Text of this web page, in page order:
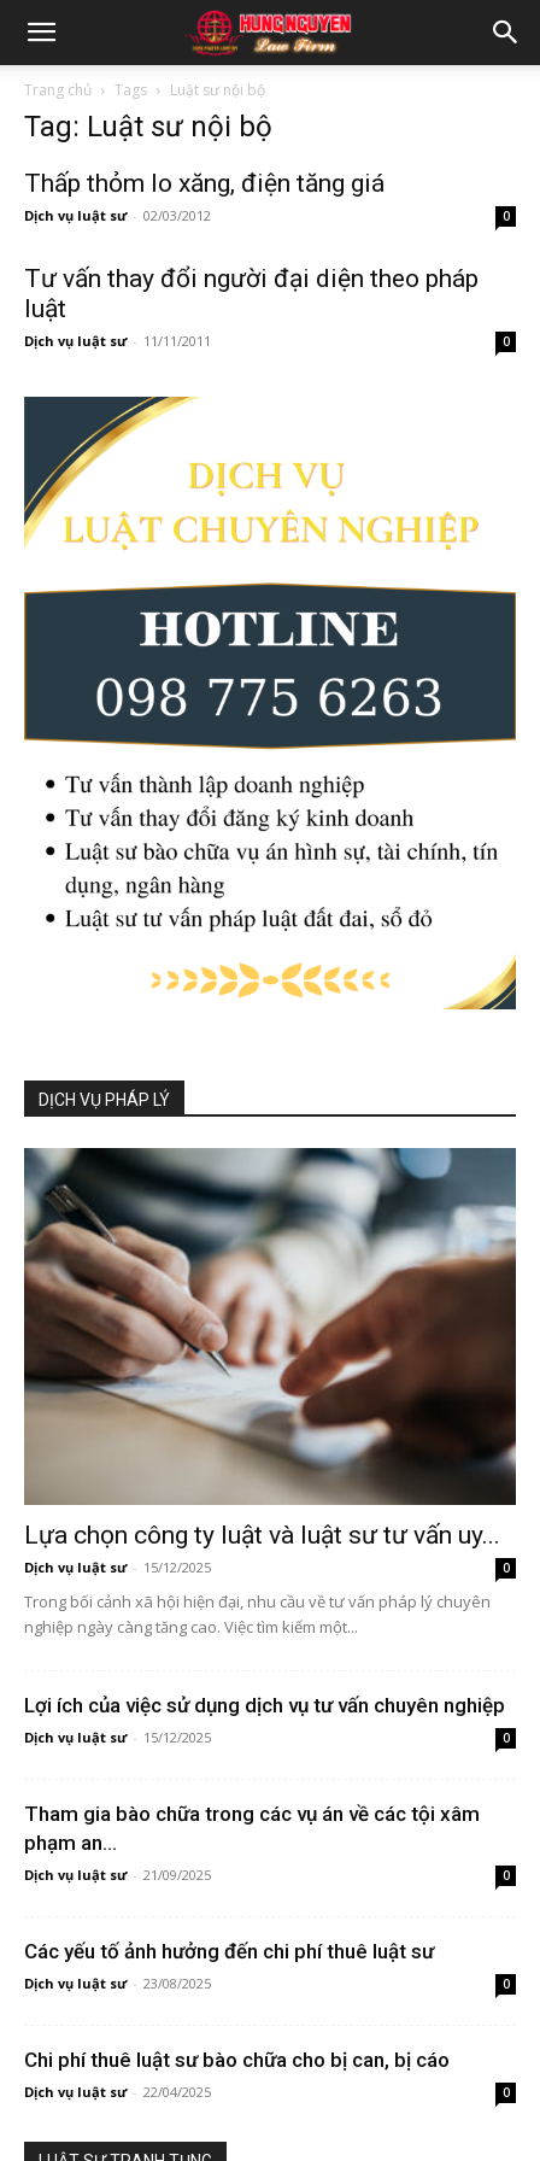
Trang chủ Tags Luật sư nội bộ
Tag: Luật sư nội bộ
Thấp thỏm lo xăng, điện tăng giá
Dịch vụ luật sư - 02/03/2012 0
Tư vấn thay đổi người đại diện theo pháp
luật
Dịch vụ luật sư - 11/11/2011 0
DỊCH VỤ PHÁP LÝ
Lựa chọn công ty luật và luật sư tư vấn uy...
Dịch vụ luật sư - 15/12/2025 0
Trong bối cảnh xã hội hiện đại, nhu cầu về tư vấn pháp lý chuyên
nghiệp ngày càng tăng cao. Việc tìm kiếm một...
Lợi ích của việc sử dụng dịch vụ tư vấn chuyên nghiệp
Dịch vụ luật sư - 15/12/2025 0
Tham gia bào chữa trong các vụ án về các tội xâm
phạm an...
Dịch vụ luật sư - 21/09/2025 0
Các yếu tố ảnh hưởng đến chi phí thuê luật sư
Dịch vụ luật sư - 23/08/2025 0
Chi phí thuê luật sư bào chữa cho bị can, bị cáo
Dịch vụ luật sư - 22/04/2025 0